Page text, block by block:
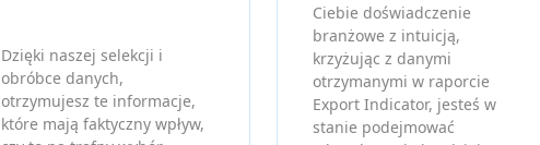
Dzięki naszej selekcji i
obróbce danych,
otrzymujesz te informacje,
które mają faktyczny wpływ,
Ciebie doświadczenie
branżowe z intuicją,
krzyżując z danymi
otrzymanymi w raporcie
Export Indicator, jesteś w
stanie podejmować